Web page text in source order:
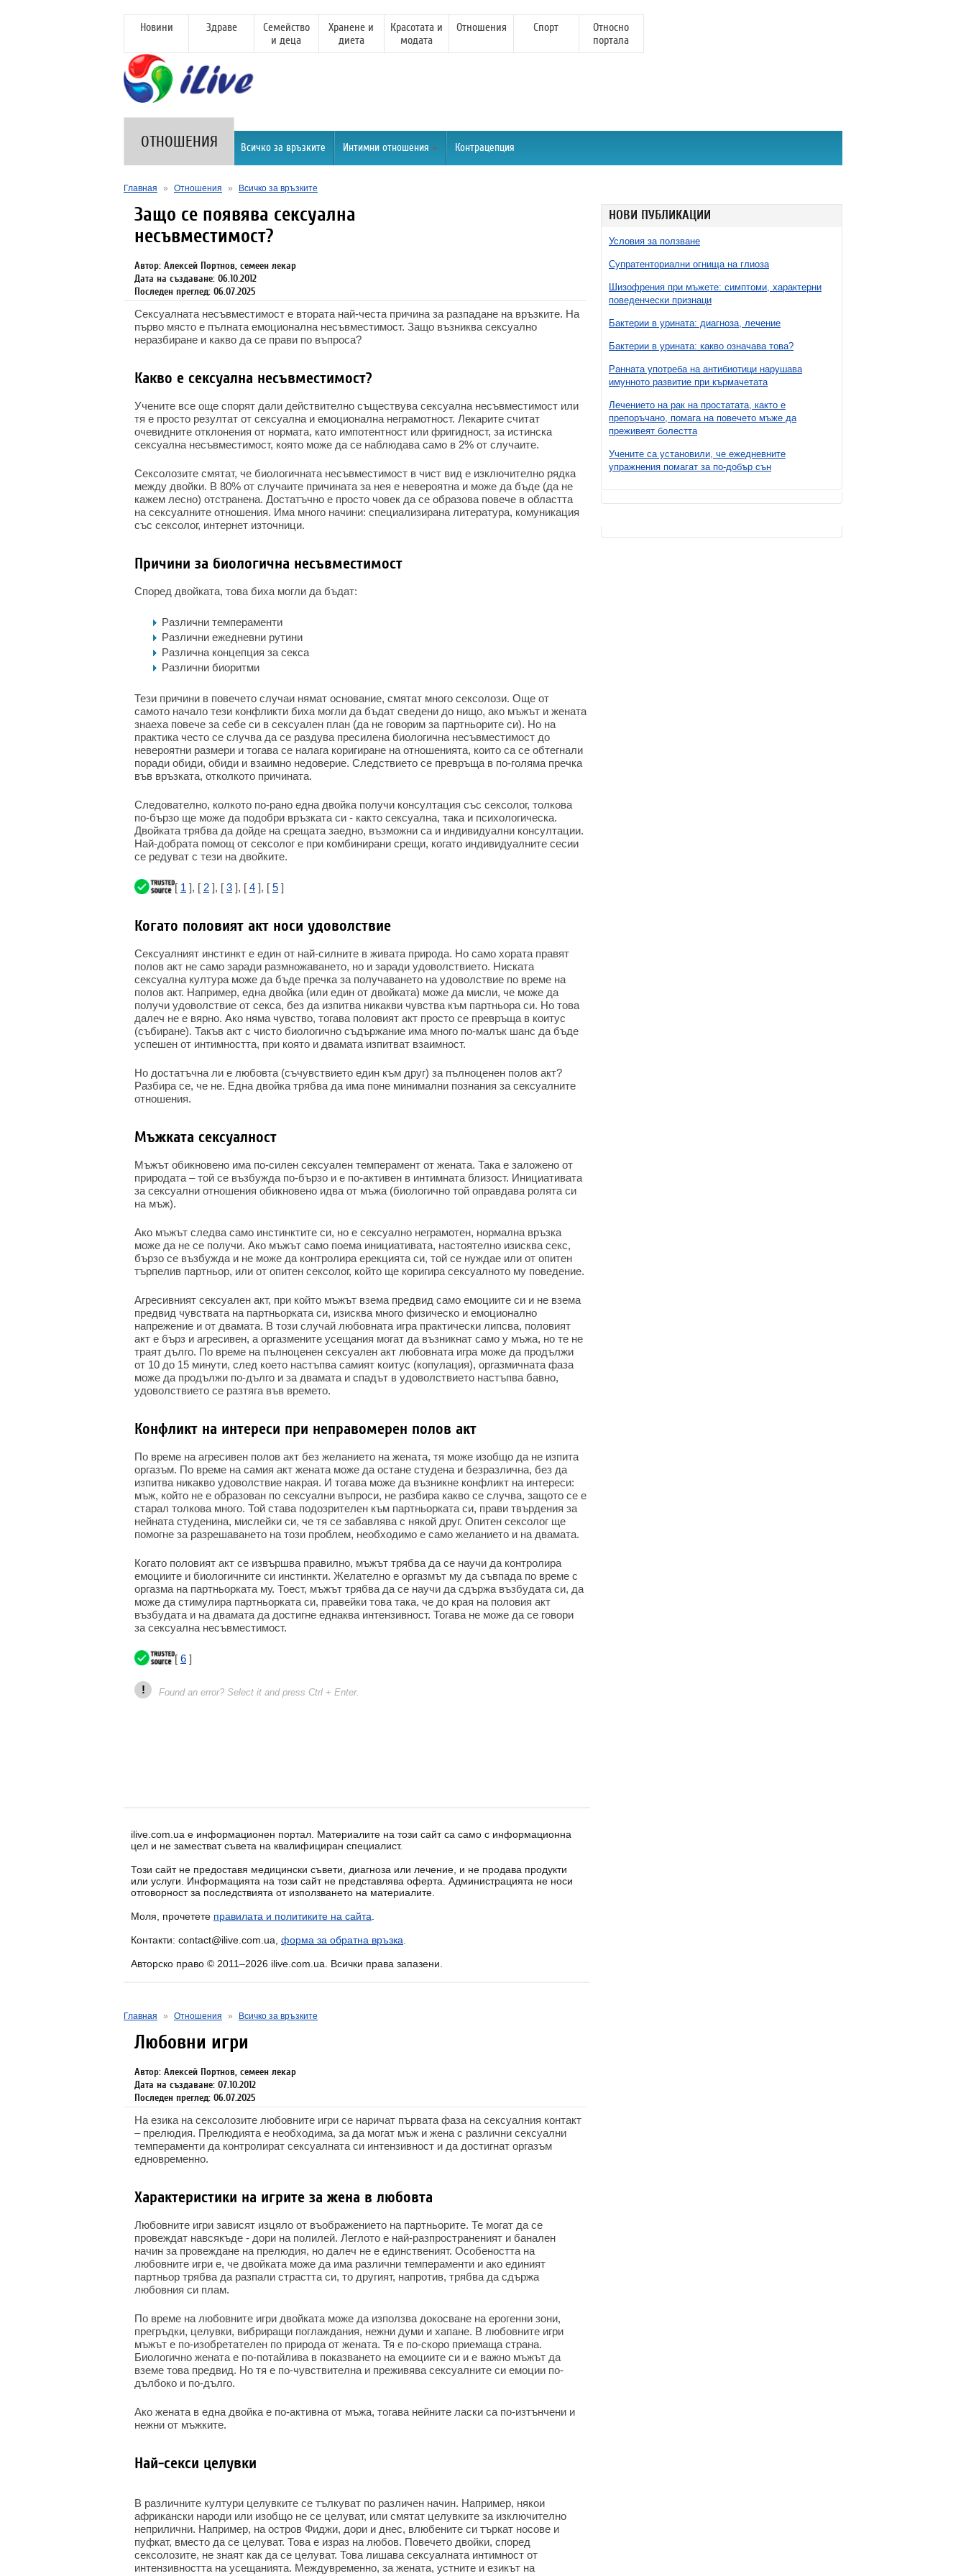
Новини Здраве
Семейство
и деца
Хранене и
диета
Красотата и
модата
Отношения Спорт
Относно
портала
ОТНОШЕНИЯ Всичко за връзките Интимни отношения Контрацепция
Главная » Отношения » Всичко за връзките
НОВИ ПУБЛИКАЦИИ
Условия за ползване
Супратенториални огнища на глиоза
Шизофрения при мъжете: симптоми, характерни
поведенчески признаци
Бактерии в урината: диагноза, лечение
Бактерии в урината: какво означава това?
Ранната употреба на антибиотици нарушава
имунното развитие при кърмачетата
Лечението на рак на простатата, както е
препоръчано, помага на повечето мъже да
преживеят болестта
Учените са установили, че ежедневните
упражнения помагат за по-добър сън
Защо се появява сексуална
несъвместимост?
Автор: Алексей Портнов, семеен лекар
Дата на създаване: 06.10.2012
Последен преглед: 06.07.2025
Сексуалната несъвместимост е втората най-честа причина за разпадане на връзките. На
първо място е пълната емоционална несъвместимост. Защо възниква сексуално
неразбиране и какво да се прави по въпроса?
Какво е сексуална несъвместимост?
Учените все още спорят дали действително съществува сексуална несъвместимост или
тя е просто резултат от сексуална и емоционална неграмотност. Лекарите считат
очевидните отклонения от нормата, като импотентност или фригидност, за истинска
сексуална несъвместимост, която може да се наблюдава само в 2% от случаите.
Сексолозите смятат, че биологичната несъвместимост в чист вид е изключително рядка
между двойки. В 80% от случаите причината за нея е невероятна и може да бъде (да не
кажем лесно) отстранена. Достатъчно е просто човек да се образова повече в областта
на сексуалните отношения. Има много начини: специализирана литература, комуникация
със сексолог, интернет източници.
Причини за биологична несъвместимост
Според двойката, това биха могли да бъдат:
Различни темпераменти
Различни ежедневни рутини
Различна концепция за секса
Различни биоритми
Тези причини в повечето случаи нямат основание, смятат много сексолози. Още от
самото начало тези конфликти биха могли да бъдат сведени до нищо, ако мъжът и жената
знаеха повече за себе си в сексуален план (да не говорим за партньорите си). Но на
практика често се случва да се раздува пресилена биологична несъвместимост до
невероятни размери и тогава се налага коригиране на отношенията, които са се обтегнали
поради обиди, обиди и взаимно недоверие. Следствието се превръща в по-голяма пречка
във връзката, отколкото причината.
Следователно, колкото по-рано една двойка получи консултация със сексолог, толкова
по-бързо ще може да подобри връзката си - както сексуална, така и психологическа.
Двойката трябва да дойде на срещата заедно, възможни са и индивидуални консултации.
Най-добрата помощ от сексолог е при комбинирани срещи, когато индивидуалните сесии
се редуват с тези на двойките.
[ 1 ], [ 2 ], [ 3 ], [ 4 ], [ 5 ]
Когато половият акт носи удоволствие
Сексуалният инстинкт е един от най-силните в живата природа. Но само хората правят
полов акт не само заради размножаването, но и заради удоволствието. Ниската
сексуална култура може да бъде пречка за получаването на удоволствие по време на
полов акт. Например, една двойка (или един от двойката) може да мисли, че може да
получи удоволствие от секса, без да изпитва никакви чувства към партньора си. Но това
далеч не е вярно. Ако няма чувство, тогава половият акт просто се превръща в коитус
(събиране). Такъв акт с чисто биологично съдържание има много по-малък шанс да бъде
успешен от интимността, при която и двамата изпитват взаимност.
Но достатъчна ли е любовта (съчувствието един към друг) за пълноценен полов акт?
Разбира се, че не. Една двойка трябва да има поне минимални познания за сексуалните
отношения.
Мъжката сексуалност
Мъжът обикновено има по-силен сексуален темперамент от жената. Така е заложено от
природата – той се възбужда по-бързо и е по-активен в интимната близост. Инициативата
за сексуални отношения обикновено идва от мъжа (биологично той оправдава ролята си
на мъж).
Ако мъжът следва само инстинктите си, но е сексуално неграмотен, нормална връзка
може да не се получи. Ако мъжът само поема инициативата, настоятелно изисква секс,
бързо се възбужда и не може да контролира ерекцията си, той се нуждае или от опитен
търпелив партньор, или от опитен сексолог, който ще коригира сексуалното му поведение.
Агресивният сексуален акт, при който мъжът взема предвид само емоциите си и не взема
предвид чувствата на партньорката си, изисква много физическо и емоционално
напрежение и от двамата. В този случай любовната игра практически липсва, половият
акт е бърз и агресивен, а оргазмените усещания могат да възникнат само у мъжа, но те не
траят дълго. По време на пълноценен сексуален акт любовната игра може да продължи
от 10 до 15 минути, след което настъпва самият коитус (копулация), оргазмичната фаза
може да продължи по-дълго и за двамата и спадът в удоволствието настъпва бавно,
удоволствието се разтяга във времето.
Конфликт на интереси при неправомерен полов акт
По време на агресивен полов акт без желанието на жената, тя може изобщо да не изпита
оргазъм. По време на самия акт жената може да остане студена и безразлична, без да
изпитва никакво удоволствие накрая. И тогава може да възникне конфликт на интереси:
мъж, който не е образован по сексуални въпроси, не разбира какво се случва, защото се е
старал толкова много. Той става подозрителен към партньорката си, прави твърдения за
нейната студенина, мислейки си, че тя се забавлява с някой друг. Опитен сексолог ще
помогне за разрешаването на този проблем, необходимо е само желанието и на двамата.
Когато половият акт се извършва правилно, мъжът трябва да се научи да контролира
емоциите и биологичните си инстинкти. Желателно е оргазмът му да съвпада по време с
оргазма на партньорката му. Тоест, мъжът трябва да се научи да сдържа възбудата си, да
може да стимулира партньорката си, правейки това така, че до края на половия акт
възбудата и на двамата да достигне еднаква интензивност. Тогава не може да се говори
за сексуална несъвместимост.
[ 6 ]
! Found an error? Select it and press Ctrl + Enter.
ilive.com.ua е информационен портал. Материалите на този сайт са само с информационна
цел и не заместват съвета на квалифициран специалист.
Този сайт не предоставя медицински съвети, диагноза или лечение, и не продава продукти
или услуги. Информацията на този сайт не представлява оферта. Администрацията не носи
отговорност за последствията от използването на материалите.
Моля, прочетете правилата и политиките на сайта
Контакти: contact@ilive.com.ua, форма за обратна връзка
Авторско право © 2011–2026 ilive.com.ua. Всички права запазени.
Главная » Отношения » Всичко за връзките
Любовни игри
Автор: Алексей Портнов, семеен лекар
Дата на създаване: 07.10.2012
Последен преглед: 06.07.2025
На езика на сексолозите любовните игри се наричат първата фаза на сексуалния контакт
– прелюдия. Прелюдията е необходима, за да могат мъж и жена с различни сексуални
темпераменти да контролират сексуалната си интензивност и да достигнат оргазъм
едновременно.
Характеристики на игрите за жена в любовта
Любовните игри зависят изцяло от въображението на партньорите. Те могат да се
провеждат навсякъде - дори на полилей. Леглото е най-разпространеният и банален
начин за провеждане на прелюдия, но далеч не е единственият. Особеността на
любовните игри е, че двойката може да има различни темпераменти и ако единият
партньор трябва да разпали страстта си, то другият, напротив, трябва да сдържа
любовния си плам.
По време на любовните игри двойката може да използва докосване на ерогенни зони,
прегръдки, целувки, вибриращи поглаждания, нежни думи и хапане. В любовните игри
мъжът е по-изобретателен по природа от жената. Тя е по-скоро приемаща страна.
Биологично жената е по-потайлива в показването на емоциите си и е важно мъжът да
вземе това предвид. Но тя е по-чувствителна и преживява сексуалните си емоции по-
дълбоко и по-дълго.
Ако жената в една двойка е по-активна от мъжа, тогава нейните ласки са по-изтънчени и
нежни от мъжките.
Най-секси целувки
В различните култури целувките се тълкуват по различен начин. Например, някои
африкански народи или изобщо не се целуват, или смятат целувките за изключително
неприлични. Например, на остров Фиджи, дори и днес, влюбените си търкат носове и
пуфкат, вместо да се целуват. Това е израз на любов. Повечето двойки, според
сексолозите, не знаят как да се целуват. Това лишава сексуалната интимност от
интензивността на усещанията. Междувременно, за жената, устните и езикът на